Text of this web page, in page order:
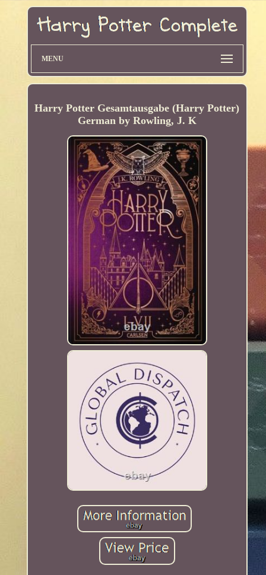
MENU
Harry Potter Gesamtausgabe (Harry Potter)
German by Rowling, J. K